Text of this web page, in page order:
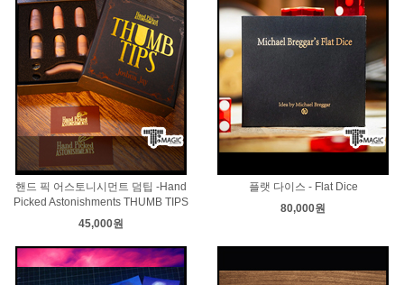
핸드 픽 어스토니시먼트 덤팁 -Hand
Picked Astonishments THUMB TIPS
45,000원
플랫 다이스 - Flat Dice
80,000원